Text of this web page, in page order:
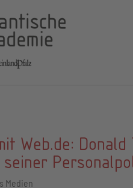
Web.de:
seiner
Medien